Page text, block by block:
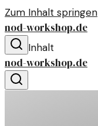
Zum Inhalt springen
nod-workshop.de
Inhalt
nod-workshop.de